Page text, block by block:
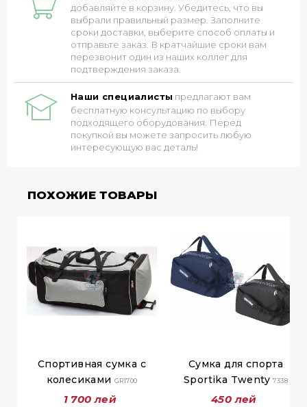
добавляйте в корзину. Убедитесь, что вы
выбрали правильный размер. Заполните
сроки доставки, выберите способ оплаты и
отправьте заказ. В кратчайшие сроки вам
перезвонит один из наших коллег для
подтверждения заказа.
Наши специалисты предлагают вам
бесплатную консультацию по выбору
подходящего оборудования. Перед
покупкой вы можете запросить любую
интересующую вас деталь!
ПОХОЖИЕ ТОВАРЫ
Спортивная сумка с
колесиками GR1700
1 700 лей
Сумка для спорта
Sportika Twenty7338
450 лей